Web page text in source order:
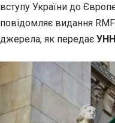
вступу України до
повідомляє видання
джерела, як передає УНН